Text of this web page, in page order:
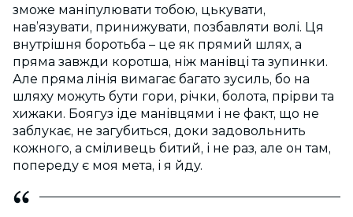
зможе маніпулювати тобою, цькувати,
нав’язувати, принижувати, позбавляти волі. Ця
внутрішня боротьба – це як прямий шлях, а
пряма завжди коротша, ніж манівці та зупинки.
Але пряма лінія вимагає багато зусиль, бо на
шляху можуть бути гори, річки, болота, прірви та
хижаки. Боягуз іде манівцями і не факт, що не
заблукає, не загубиться, доки задовольнить
кожного, а сміливець битий, і не раз, але он там,
попереду є моя мета, і я йду.